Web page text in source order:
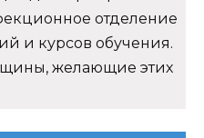
отделение
и курсов обучения.
желающие этих